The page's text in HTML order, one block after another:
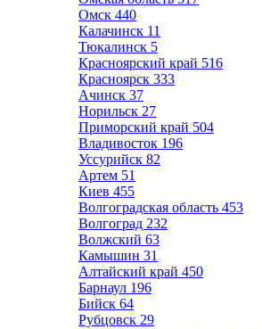
Омск 440
Калачинск 11
Тюкалинск 5
Красноярский край 516
Красноярск 333
Ачинск 37
Норильск 27
Приморский край 504
Владивосток 196
Уссурийск 82
Артем 51
Киев 455
Волгоградская область 453
Волгоград 232
Волжский 63
Камышин 31
Алтайский край 450
Барнаул 196
Бийск 64
Рубцовск 29